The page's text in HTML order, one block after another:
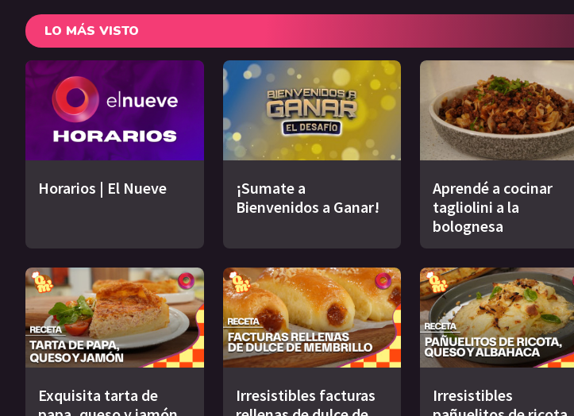
LO MÁS VISTO
Horarios | El Nueve
¡Sumate a
Bienvenidos a Ganar!
Aprendé a cocinar
tagliolini a la
bolognesa
Exquisita tarta de
Irresistibles facturas
Irresistibles